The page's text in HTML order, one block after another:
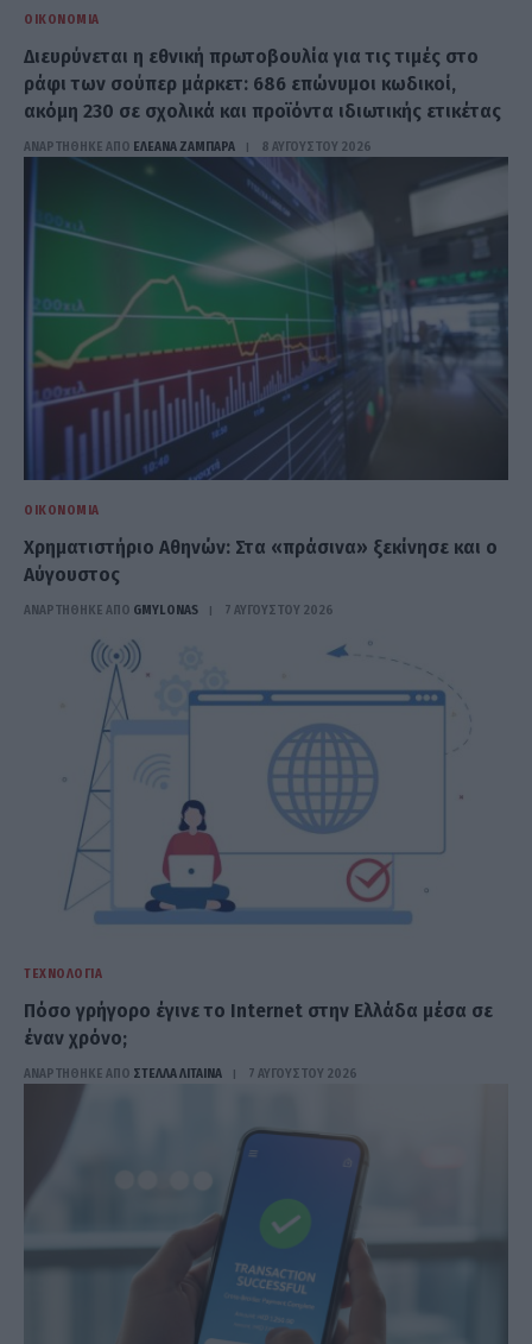
ΟΙΚΟΝΟΜΊΑ
Διευρύνεται η εθνική πρωτοβουλία για τις τιμές στο
ράφι των σούπερ μάρκετ: 686 επώνυμοι κωδικοί,
ακόμη 230 σε σχολικά και προϊόντα ιδιωτικής ετικέτας
ΑΝΑΡΤΗΘΗΚΕ ΑΠΟ ΕΛΕΑΝΑ ΖΑΜΠΑΡΑ 8 ΑΥΓΟΎΣΤΟΥ 2026
ΟΙΚΟΝΟΜΊΑ
Χρηματιστήριο Αθηνών: Στα «πράσινα» ξεκίνησε και ο
Αύγουστος
ΑΝΑΡΤΗΘΗΚΕ ΑΠΟ GMYLONAS 7 ΑΥΓΟΎΣΤΟΥ 2026
ΤΕΧΝΟΛΟΓΊΑ
Πόσο γρήγορο έγινε το Internet στην Ελλάδα μέσα σε
έναν χρόνο;
ΑΝΑΡΤΗΘΗΚΕ ΑΠΟ ΣΤΈΛΛΑ ΛΊΤΑΙΝΑ 7 ΑΥΓΟΎΣΤΟΥ 2026